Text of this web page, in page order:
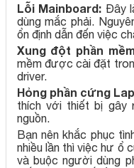
Lỗi Mainboard: Đây
dùng mắc phải.
ổn định dẫn đến việc
Xung đột phần
mềm được cài đặt
driver.
Hỏng phần cứng
thích với thiết bị gây
nguồn.
Bạn nên khắc phục
nhiều lần thì việc hư ổ
và buộc người dùng